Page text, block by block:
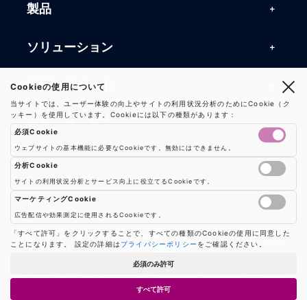
製品
製品一覧
RFIDリーダー
RFIDチップ・モジュール
RFIDアンテナ
RFIDプリンター
RFIDタグ
ソリューション
バーコードスキャナ
ソリューション
RFIDソリューション
RFIDとセンサー
マシンビジョン
防爆製品
RFIDシールド
技術・サポート
技術記事一覧
活用事例
よくある質問
用語集
業界別RFID活用例
保守・メンテナンス
会社・サービス
会社概要
お知らせ
プレスリリース
お問い合わせ
事業内容
事業内容一覧
機器販売
コンサルティング
利用規約 | プライバシーポリシー | ショップ案内 | クッキー設定
© 2026 シェン・ヒーロー株式会社 / Sheng Hero Corporation All Rights
Reserved.
Cookieの使用について
当サイトでは、ユーザー体験の向上やサイトの利用状況分析のためにCookie（ク
ッキー）を使用しています。Cookieには以下の種類があります：
必須Cookie
ウェブサイトの基本機能に必要なCookieです。無効にはできません。
分析Cookie
サイトの利用状況分析とサービス向上に役立てるCookieです。
Google AnalyticsやGoogle Tag Managerなどの分析ツールのCookieを制御しま
マーケティングCookie
広告配信や効果測定に使用されるCookieです。
広告配信や効果測定のためのCookieを制御します
「すべて許可」をクリックすることで、すべての種類のCookieの使用に同意した
ことになります。 設定の詳細は プライバシーポリシー をご確認ください。
必須のみ許可
すべて許可